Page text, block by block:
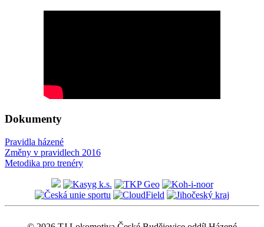
Dokumenty
Pravidla házené
Změny v pravidlech 2016
Metodika pro trenéry